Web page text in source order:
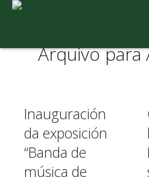
Arquivo para
Inauguración
da exposición
“Banda de
música de